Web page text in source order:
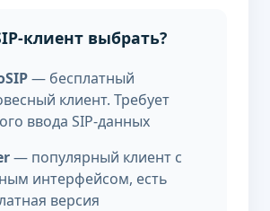
клиент выбрать?
— бесплатный
клиент. Требует
ввода SIP-данных
— популярный клиент с
интерфейсом, есть
версия